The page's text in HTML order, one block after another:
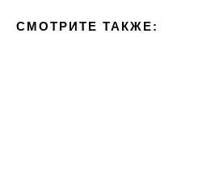
СМОТРИТЕ ТАКЖЕ: